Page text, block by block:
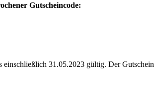
Gutscheincode:
einschließlich 31.05.2023 gültig. Der